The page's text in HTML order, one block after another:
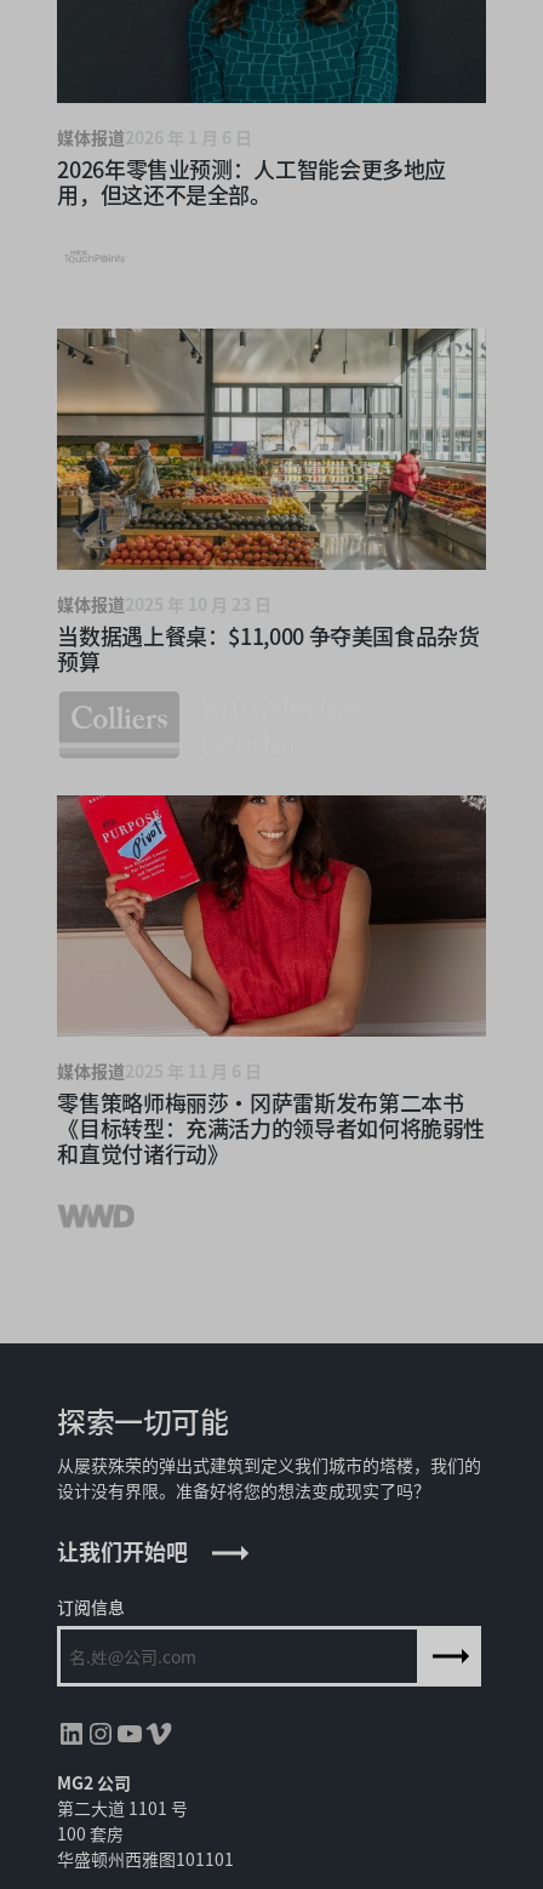
媒体报道2026 年 1 月 6 日
2026年零售业预测：人工智能会更多地应
用，但这还不是全部。
媒体报道2025 年 10 月 23 日
当数据遇上餐桌：$11,000 争夺美国食品杂货
预算
媒体报道2025 年 11 月 6 日
零售策略师梅丽莎·冈萨雷斯发布第二本书
《目标转型：充满活力的领导者如何将脆弱性
和直觉付诸行动》
订阅信息
领英InstagramYouTube Vimeo
MG2 公司
第二大道 1101 号
100 套房
华盛顿州西雅图101101
探索一切可能
从屡获殊荣的弹出式建筑到定义我们城市的塔楼，我们的
设计没有界限。准备好将您的想法变成现实了吗？
让我们开始吧